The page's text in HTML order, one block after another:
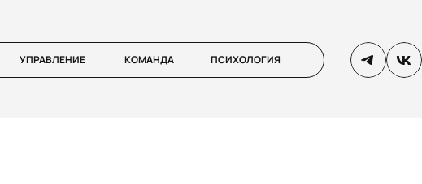
УПРАВЛЕНИЕ КОМАНДА ПСИХОЛОГИЯ